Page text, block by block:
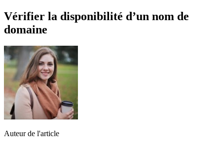
Vérifier la disponibilité d’un nom de
domaine
Auteur de l'article